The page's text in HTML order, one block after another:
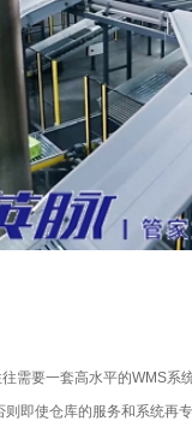
要一套高水平的WMS系
即使仓库的服务和系统再